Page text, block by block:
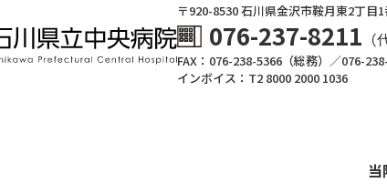
〒920-8530 ⽯川県⾦沢市鞍⽉東2丁⽬
076-237-8211 （
FAX：076-238-5366（総務）／076-
インボイス：T2 8000 2000 1036